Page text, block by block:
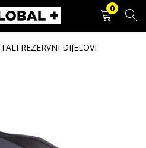
0
REGISTRACIJA
REZERVNI DIJELOVI